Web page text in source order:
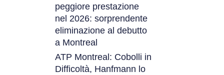
peggiore prestazione
nel 2026: sorprendente
eliminazione al debutto
a Montreal
ATP Montreal: Cobolli in
Difficoltà, Hanfmann lo